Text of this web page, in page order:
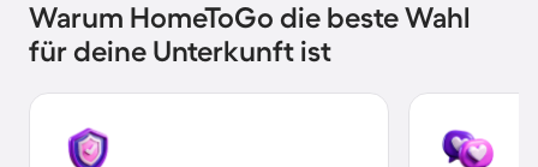
Warum HomeToGo die beste Wahl
für deine Unterkunft ist